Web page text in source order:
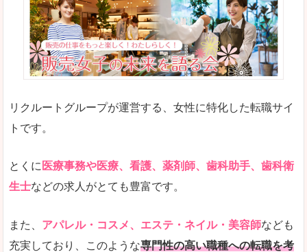
リクルートグループが運営する、女性に特化した転職サイ
トです。
とくに 医療事務や医療、看護、薬剤師、歯科助手、歯科衛
生士などの求人がとても豊富です。
また、 アパレル・コスメ、エステ・ネイル・美容師なども
充実しており、このような専門性の高い職種への転職を考